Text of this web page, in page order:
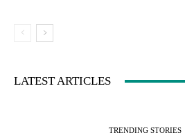
LATEST ARTICLES
TRENDING STORIES